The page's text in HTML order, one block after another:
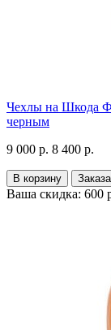
Чехлы на Шкода
черным
9 000 р. 8 400 р.
В корзину
Ваша скидка: 600